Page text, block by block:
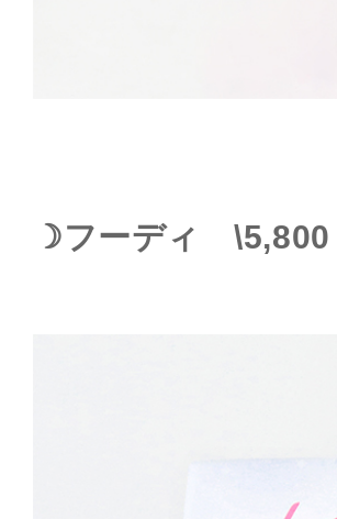
☽フーディ \5,800